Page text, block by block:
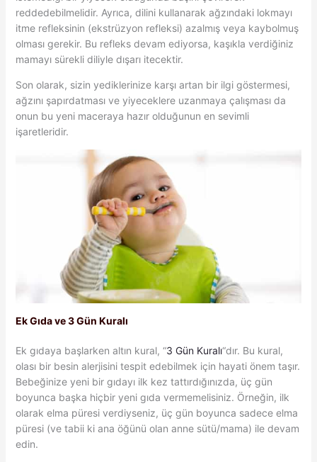
reddedebilmelidir. Ayrıca, dilini kullanarak ağzındaki lokmayı
itme refleksinin (ekstrüzyon refleksi) azalmış veya kaybolmuş
olması gerekir. Bu refleks devam ediyorsa, kaşıkla verdiğiniz
mamayı sürekli diliyle dışarı itecektir.
Son olarak, sizin yediklerinize karşı artan bir ilgi göstermesi,
ağzını şapırdatması ve yiyeceklere uzanmaya çalışması da
onun bu yeni maceraya hazır olduğunun en sevimli
işaretleridir.
Ek Gıda ve 3 Gün Kuralı
Ek gıdaya başlarken altın kural, “3 Gün Kuralı“dır. Bu kural,
olası bir besin alerjisini tespit edebilmek için hayati önem taşır.
Bebeğinize yeni bir gıdayı ilk kez tattırdığınızda, üç gün
boyunca başka hiçbir yeni gıda vermemelisiniz. Örneğin, ilk
olarak elma püresi verdiyseniz, üç gün boyunca sadece elma
püresi (ve tabii ki ana öğünü olan anne sütü/mama) ile devam
edin.